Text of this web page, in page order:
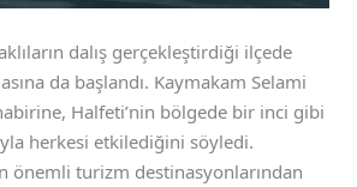
dalış gerçekleştirdiği ilçede
da başlandı. Kaymakam Selami
Halfeti’nin bölgede bir inci gibi
herkesi etkilediğini söyledi.
önemli turizm destinasyonlarından